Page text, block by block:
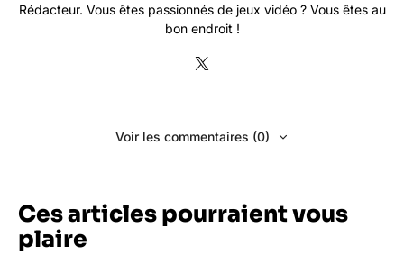
Rédacteur. Vous êtes passionnés de jeux vidéo ? Vous êtes au
bon endroit !
Voir les commentaires (0)
Ces articles pourraient vous
plaire